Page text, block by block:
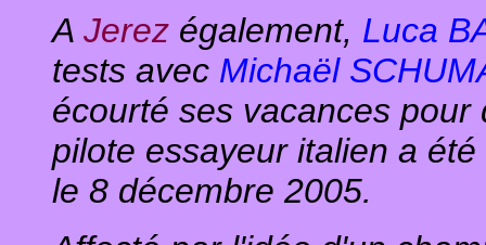
A Jerez également, Luca
tests avec Michaël
écourté ses vacances
pilote essayeur italien a
le 8 décembre 2005.